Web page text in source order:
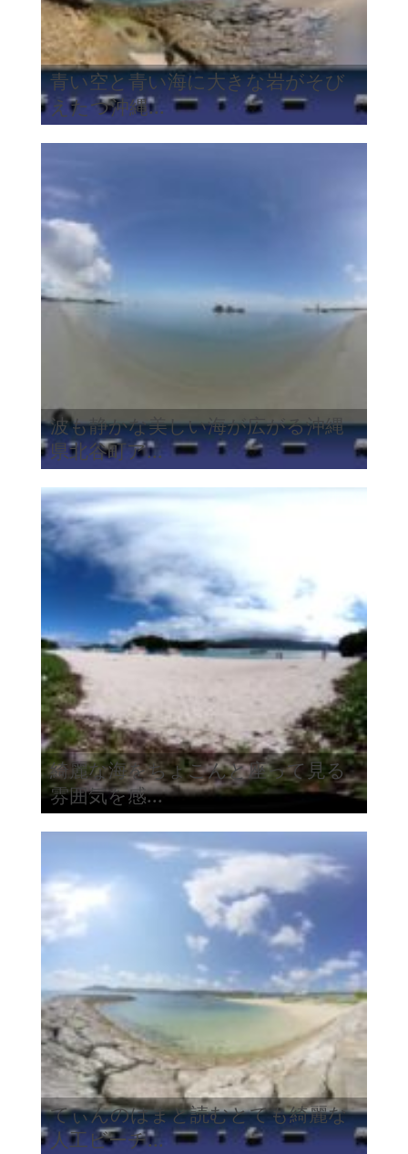
青い空と青い海に大きな岩がそび
えたつ沖縄...
波も静かな美しい海が広がる沖縄
県北谷町ア...
綺麗な海をちょこんと座って見る
雰囲気を感...
てぃんのはまと読むとても綺麗な
人工ビーチ...